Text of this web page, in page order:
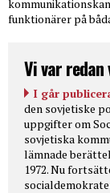
funktionärer på
Vi var redan
I går
den sovjetiske
uppgifter om
sovjetiska
lämnade
1972. Nu